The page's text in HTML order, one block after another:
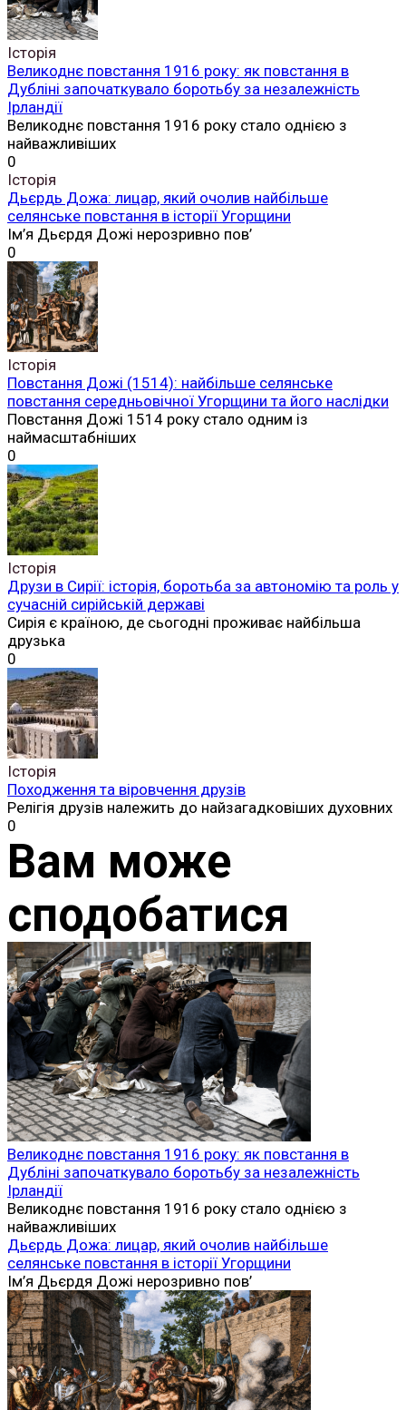
Історія
Великоднє повстання 1916 року: як повстання в
Дубліні започаткувало боротьбу за незалежність
Ірландії
Великоднє повстання 1916 року стало однією з
найважливіших
0
Історія
Дьєрдь Дожа: лицар, який очолив найбільше
селянське повстання в історії Угорщини
Ім’я Дьєрдя Дожі нерозривно пов’
0
Історія
Повстання Дожі (1514): найбільше селянське
повстання середньовічної Угорщини та його наслідки
Повстання Дожі 1514 року стало одним із
наймасштабніших
0
Історія
Друзи в Сирії: історія, боротьба за автономію та роль у
сучасній сирійській державі
Сирія є країною, де сьогодні проживає найбільша
друзька
0
Історія
Походження та віровчення друзів
Релігія друзів належить до найзагадковіших духовних
0
Вам може
сподобатися
Великоднє повстання 1916 року: як повстання в
Дубліні започаткувало боротьбу за незалежність
Ірландії
Великоднє повстання 1916 року стало однією з
найважливіших
Дьєрдь Дожа: лицар, який очолив найбільше
селянське повстання в історії Угорщини
Ім’я Дьєрдя Дожі нерозривно пов’